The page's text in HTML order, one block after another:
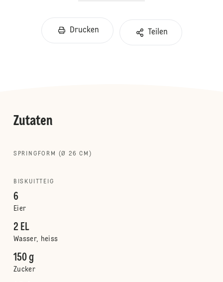
Drucken Teilen
Zutaten
SPRINGFORM (Ø 26 CM)
BISKUITTEIG
6
Eier
2 EL
Wasser, heiss
150 g
Zucker